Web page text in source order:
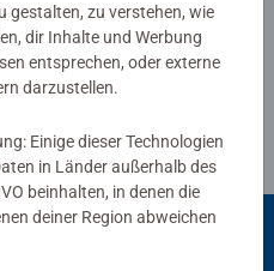
gestalten, zu verstehen, wie
dir Inhalte und Werbung
entsprechen, oder externe
darzustellen.
Einige dieser Technologien
in Länder außerhalb des
beinhalten, in denen die
deiner Region abweichen